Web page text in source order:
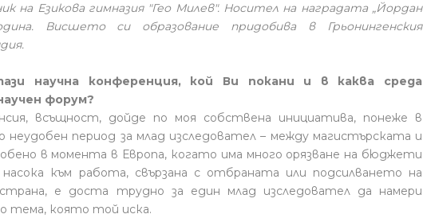
на Езикова гимназия "Гео Милев". Носител на наградата „Йордан
Висшето си образование придобива в Грьонингенския
научна конференция, кой Ви покани и в каква среда
форум?
всъщност, дойде по моя собствена инициатива, понеже в
неудобен период за млад изследовател – между магистърската и
в момента в Европа, когато има много орязване на бюджети
насока към работа, свързана с отбраната или подсилването на
е доста трудно за един млад изследовател да намери
тема, която той иска.